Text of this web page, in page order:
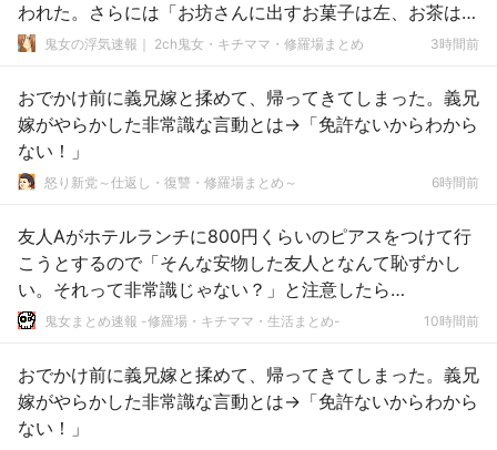
われた。さらには「お坊さんに出すお菓子は左、お茶は
右」と言われ
鬼女の浮気速報｜ 2ch鬼女・キチママ・修羅場まとめ 3時間前
おでかけ前に義兄嫁と揉めて、帰ってきてしまった。義兄
嫁がやらかした非常識な言動とは→「免許ないからわから
ない！」
怒り新党～仕返し・復讐・修羅場まとめ～ 6時間前
友人Aがホテルランチに800円くらいのピアスをつけて行
こうとするので「そんな安物した友人となんて恥ずかし
い。それって非常識じゃない？」と注意したら…
鬼女まとめ速報 -修羅場・キチママ・生活まとめ- 10時間前
おでかけ前に義兄嫁と揉めて、帰ってきてしまった。義兄
嫁がやらかした非常識な言動とは→「免許ないからわから
ない！」